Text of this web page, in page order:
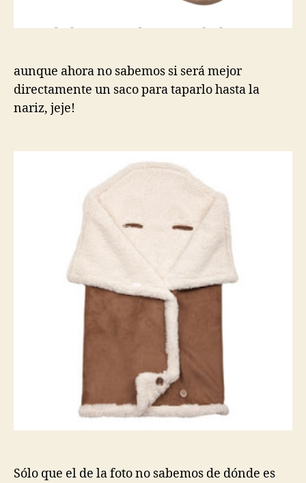
aunque ahora no sabemos si será mejor
directamente un saco para taparlo hasta la
nariz, jeje!
Sólo que el de la foto no sabemos de dónde es